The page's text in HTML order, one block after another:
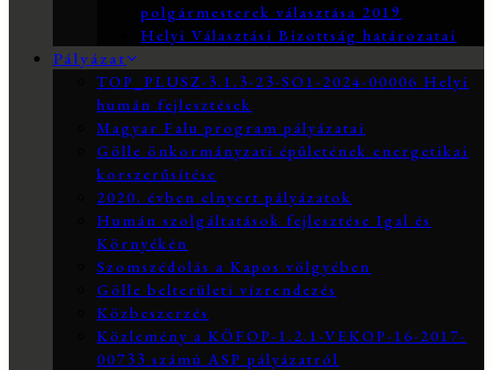
polgármesterek választása 2019
Helyi Választási Bizottság határozatai
Pályázat
TOP_PLUSZ-3.1.3-23-SO1-2024-00006 Helyi
humán fejlesztések
Magyar Falu program pályázatai
Gölle önkormányzati épületének energetikai
korszerűsítése
2020. évben elnyert pályázatok
Humán szolgáltatások fejlesztése Igal és
Környékén
Szomszédolás a Kapos völgyében
Gölle belterületi vízrendezés
Közbeszerzés
Közlemény a KÖFOP-1.2.1-VEKOP-16-2017-
00733 számú ASP pályázatról